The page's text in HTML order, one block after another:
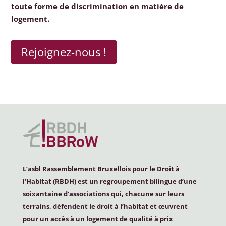
toute forme de discrimination en matière de
logement.
Rejoignez-nous !
L’asbl Rassemblement Bruxellois pour le Droit à
l’Habitat (RBDH) est un regroupement bilingue d’une
soixantaine d’associations qui, chacune sur leurs
terrains, défendent le droit à l’habitat et œuvrent
pour un accès à un logement de qualité à prix